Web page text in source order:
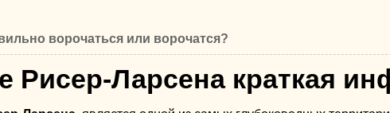
ворочаться или ворочатся?
Рисер-Ларсена краткая